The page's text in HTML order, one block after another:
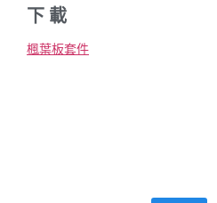
下 載
楓葉板套件